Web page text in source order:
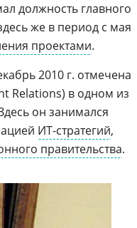
должность главного
же в период с мая
проектами.
2010 г. отмечена
Relations) в одном из
он занимался
ИТ-стратегий,
правительства.